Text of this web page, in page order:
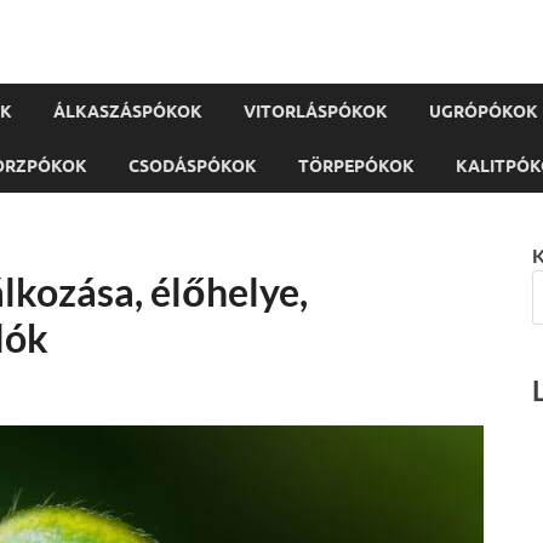
ÁLKASZÁSPÓKOK VITORLÁSPÓKOK UGRÓPÓKOK
CSODÁSPÓKOK TÖRPEPÓKOK
élőhelye,